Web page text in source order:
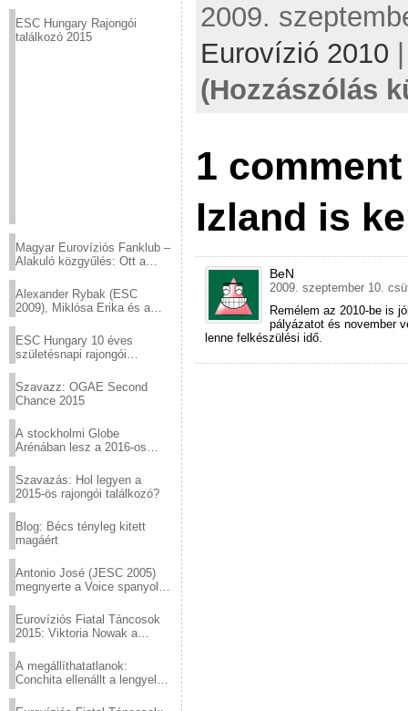
ESC Hungary Rajongói
találkozó 2015
Magyar Eurovíziós Fanklub –
Alakuló közgyűlés: Ott a
Alexander Rybak (ESC
2009), Miklósa Erika és a
sztárjai a Margitszigeten
ESC Hungary 10 éves
születésnapi rajongói
Szavazz: OGAE Second
Chance 2015
A stockholmi Globe
Arénában lesz a 2016-os
Szavazás: Hol legyen a
2015-ös rajongói találkozó?
Blog: Bécs tényleg kitett
magáért
Antonio José (JESC 2005)
megnyerte a Voice spanyol
Eurovíziós Fiatal Táncosok
2015: Viktoria Nowak a
A megállíthatatlanok:
Conchita ellenállt a lengyel
2009.
Eurovízió 2010
(Hozzászólás
1
Izland is
BeN
2009. szeptember 10.
Remélem az 2010-be is
pályázatot és november
lenne felkészülési idő.